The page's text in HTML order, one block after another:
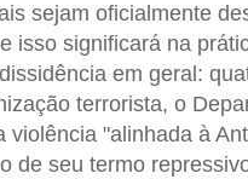
sejam oficialmente
isso significará na
em geral:
terrorista, o
"alinhada à
de seu termo